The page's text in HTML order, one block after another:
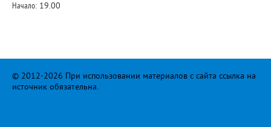
Начало: 19.00
© 2012-2026 При использовании материалов с сайта ссылка на
источник обязательна.